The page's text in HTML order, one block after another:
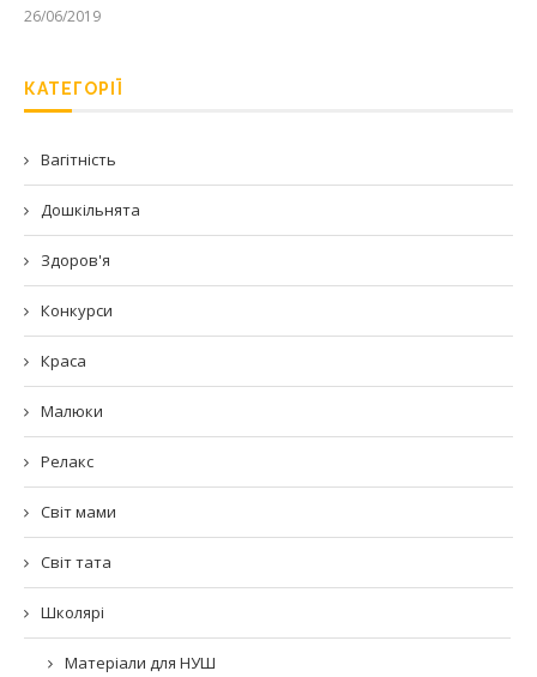
26/06/2019
КАТЕГОРІЇ
Вагітність
Дошкільнята
Здоров'я
Конкурси
Краса
Малюки
Релакс
Світ мами
Світ тата
Школярі
Матеріали для НУШ